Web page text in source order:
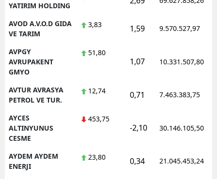
YATIRIM HOLDING
AVOD A.V.O.D GIDA
VE TARIM
3,83 1,59 9.570.527,97
AVPGY
AVRUPAKENT
GMYO
51,80
1,07 10.331.507,80
AVTUR AVRASYA
PETROL VE TUR.
12,74 0,71 7.463.383,75
AYCES
ALTINYUNUS
CESME
453,75
-2,10 30.146.105,50
AYDEM AYDEM
ENERJI
23,80 0,34 21.045.453,24